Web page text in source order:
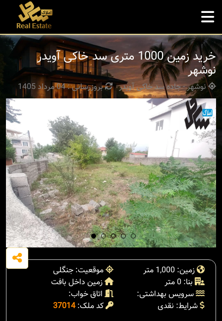
خرید زمین 1000 متری سد خاکی آویدر
نوشهر
نوشهر - جاده سد خاکی آویدر بروزرسانی : 04 مرداد 1405
زمین: 1,000 متر
موقعیت: جنگلی
بنا: 0 متر
زمین داخل بافت
سرویس بهداشتی:
اتاق خواب:
شرایط: نقدی
کد ملک:37014